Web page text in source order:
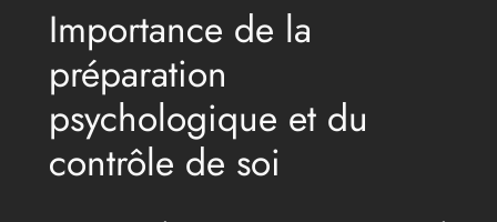
Importance de la
préparation
psychologique et du
contrôle de soi